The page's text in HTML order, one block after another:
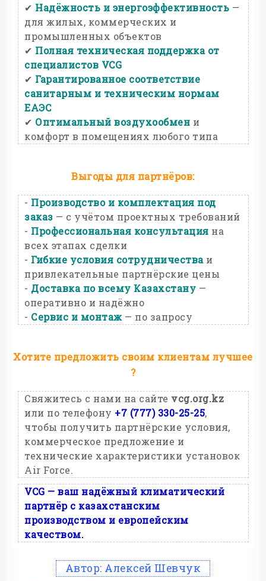
✔ Надёжность и энергоэффективность —
для жилых, коммерческих и
промышленных объектов
✔ Полная техническая поддержка от
специалистов VCG
✔ Гарантированное соответствие
санитарным и техническим нормам
ЕАЭС
✔ Оптимальный воздухообмен и
комфорт в помещениях любого типа
Выгоды для партнёров:
- Производство и комплектация под
заказ — с учётом проектных требований
- Профессиональная консультация на
всех этапах сделки
- Гибкие условия сотрудничестваи
привлекательные партнёрские цены
- Доставка по всему Казахстану —
оперативно и надёжно
- Сервис и монтаж — по запросу
Хотите предложить своим клиентам лучшее
?
Свяжитесь с нами на сайте vcg.org.kz
или по телефону +7 (777) 330-25-25,
чтобы получить партнёрские условия,
коммерческое предложение и
технические характеристики установок
Air Force.
VCG — ваш надёжный климатический
партнёр с казахстанским
производством и европейским
качеством.
Автор: Алексей Шевчук